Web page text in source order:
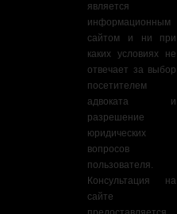
является
информационным
сайтом и ни при
каких условиях не
отвечает за выбор
посетителем
адвоката и
разрешение
юридических
вопросов
пользователя.
Консультация на
сайте